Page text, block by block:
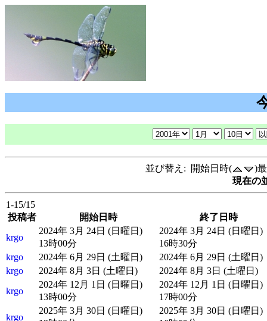
並び替え: 開始日時(
)
現在の
1-15/15
投稿者
開始日時
終了日時
krgo
2024年 3月 24日 (日曜日)
13時00分
2024年 3月 24日 (日曜日)
16時30分
krgo
2024年 6月 29日 (土曜日)
2024年 6月 29日 (土曜日)
krgo
2024年 8月 3日 (土曜日)
2024年 8月 3日 (土曜日)
krgo
2024年 12月 1日 (日曜日)
13時00分
2024年 12月 1日 (日曜日)
17時00分
krgo
2025年 3月 30日 (日曜日)
2025年 3月 30日 (日曜日)